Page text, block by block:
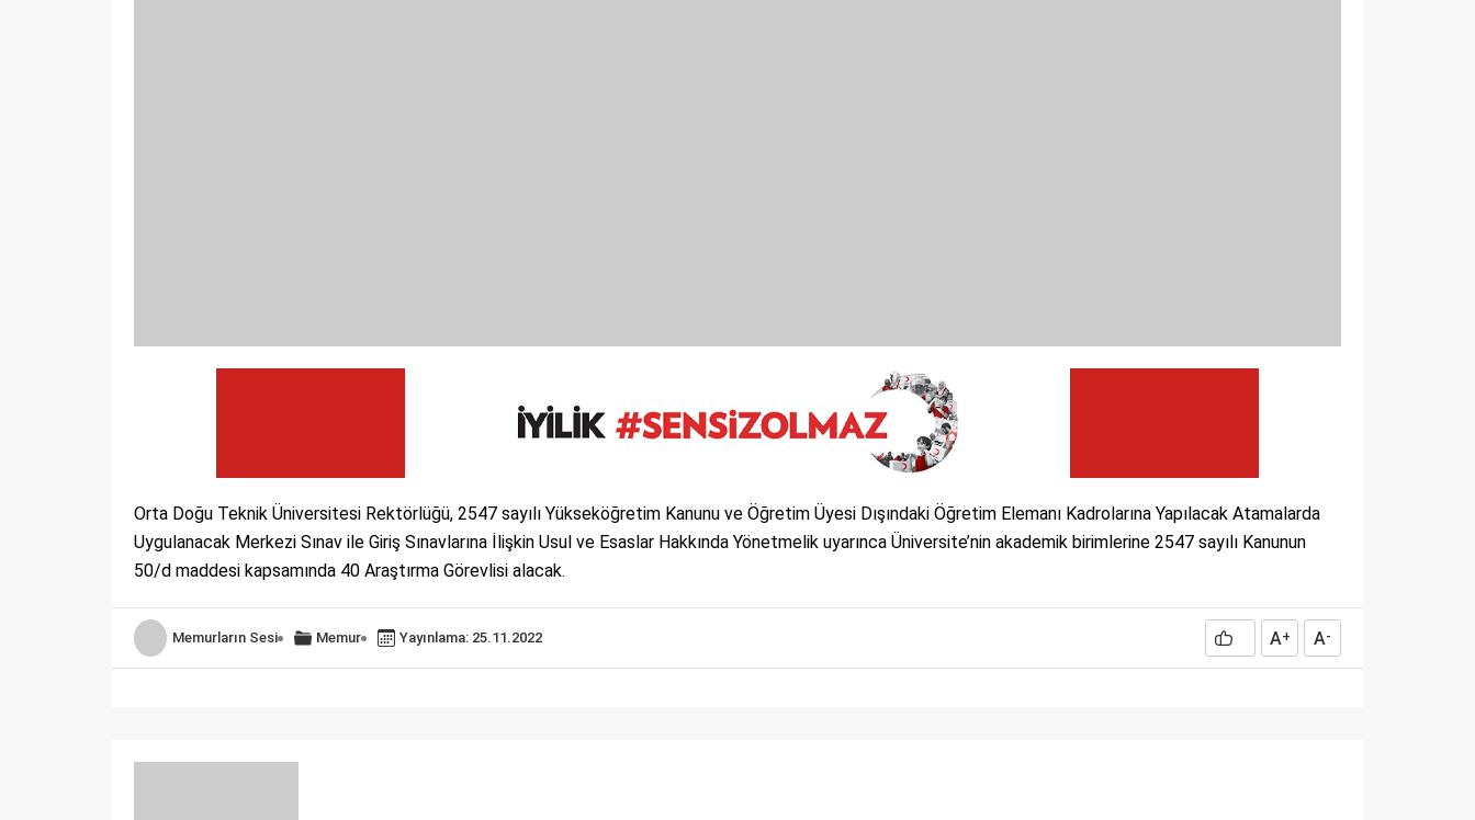
Orta Doğu Teknik Üniversitesi Rektörlüğü, 2547 sayılı Yükseköğretim Kanunu ve Öğretim Üyesi Dışındaki Öğretim Elemanı Kadrolarına Yapılacak Atamalarda
Uygulanacak Merkezi Sınav ile Giriş Sınavlarına İlişkin Usul ve Esaslar Hakkında Yönetmelik uyarınca Üniversite’nin akademik birimlerine 2547 sayılı Kanunun
50/d maddesi kapsamında 40 Araştırma Görevlisi alacak.
Memurların Sesi Memur Yayınlama: 25.11.2022 A+ A-